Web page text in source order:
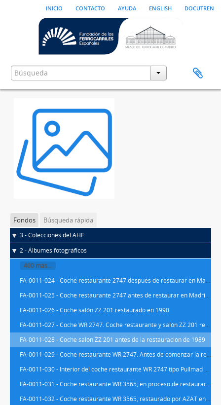
inicio contacto ayuda english docutren
Fondos Búsqueda rápida
3 - Colecciones del AHF
2 - Álbumes fotográficos
400 más...
FA-0011-024 - Coche restaurante 2747 después de restaurar en Madrid en 1990
FA-0011-025 - Coche restaurante 2747 antes de restaurar en Madrid en 1989
FA-0011-026 - Coche salón ZZ 201 restaurado en 1990
FA-0011-027 - Coche WR 2747. Coche restaurante y salón ZZ 201 restaurados
FA-0011-028 - Coche salón ZZ 201 antes de la restauración de 1989
FA-0011-029 - Coche restaurante WR 2747. Antes de comenzar la restauración en el año 1989
FA-0011-030 - Interior del coche restaurante WR 2747 tipo Pullmad Sud Expres
FA-0011-031 - Coche restaurante WR 3565, en proceso de restauración en 1991
FA-0011-032 - Coche restaurante WR 3565, restaurado por AZAT en 1991